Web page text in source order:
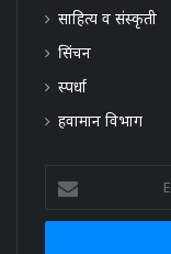
साहित्य व संस्कृती
सिंचन
स्पर्धा
हवामान विभाग
your
Email